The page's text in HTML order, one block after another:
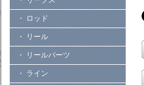
・ ロッド
・ リール
・ リールパーツ
・ ライン